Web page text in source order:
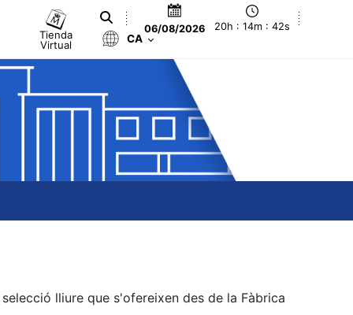
Tienda
Virtual
06/08/2026 20h : 14m : 42s
CA
lliure que s'ofereixen des de la Fàbrica